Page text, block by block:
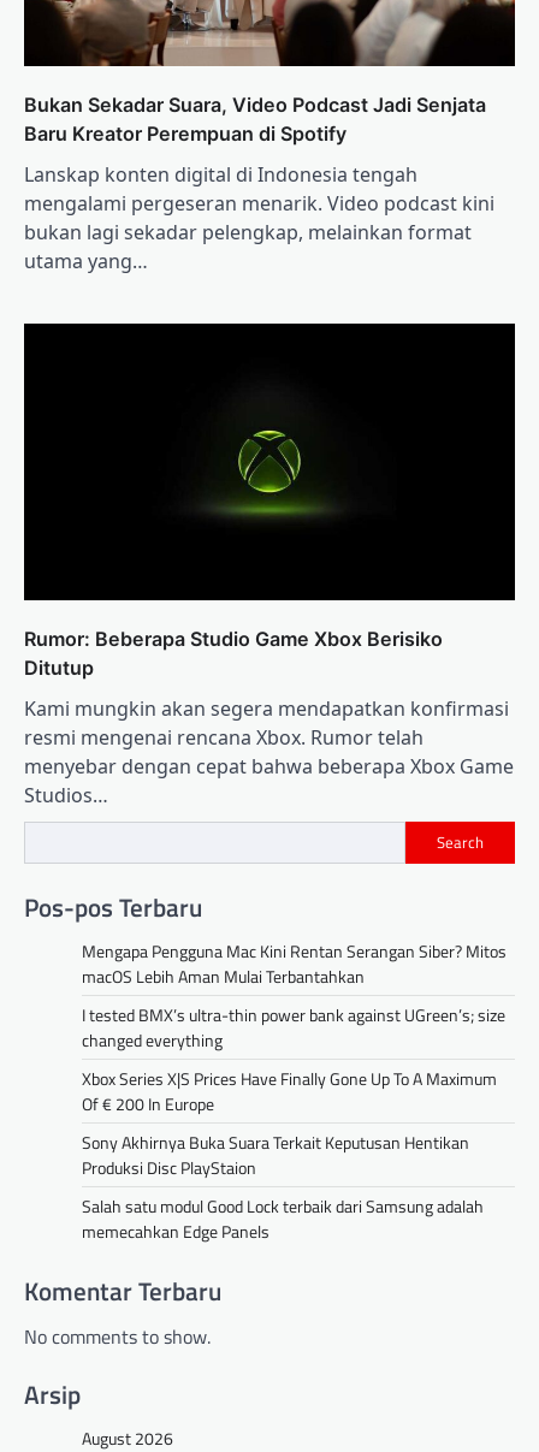
Bukan Sekadar Suara, Video Podcast Jadi Senjata
Baru Kreator Perempuan di Spotify
Lanskap konten digital di Indonesia tengah
mengalami pergeseran menarik. Video podcast kini
bukan lagi sekadar pelengkap, melainkan format
utama yang…
Rumor: Beberapa Studio Game Xbox Berisiko
Ditutup
Kami mungkin akan segera mendapatkan konfirmasi
resmi mengenai rencana Xbox. Rumor telah
menyebar dengan cepat bahwa beberapa Xbox Game
Studios…
Search
Pos-pos Terbaru
Mengapa Pengguna Mac Kini Rentan Serangan Siber? Mitos
macOS Lebih Aman Mulai Terbantahkan
I tested BMX’s ultra-thin power bank against UGreen’s; size
changed everything
Xbox Series X|S Prices Have Finally Gone Up To A Maximum
Of € 200 In Europe
Sony Akhirnya Buka Suara Terkait Keputusan Hentikan
Produksi Disc PlayStaion
Salah satu modul Good Lock terbaik dari Samsung adalah
memecahkan Edge Panels
Komentar Terbaru
No comments to show.
Arsip
August 2026